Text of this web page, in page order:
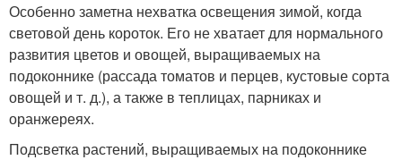
Особенно заметна нехватка освещения зимой, когда
световой день короток. Его не хватает для нормального
развития цветов и овощей, выращиваемых на
подоконнике (рассада томатов и перцев, кустовые сорта
овощей и т. д.), а также в теплицах, парниках и
оранжереях.
Подсветка растений, выращиваемых на подоконнике